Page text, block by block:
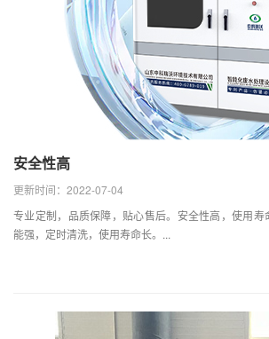
安全性高
更新时间：2022-07-04
专业定制，品质保障，贴心售后。安全性高，使用寿
能强，定时清洗，使用寿命长。...